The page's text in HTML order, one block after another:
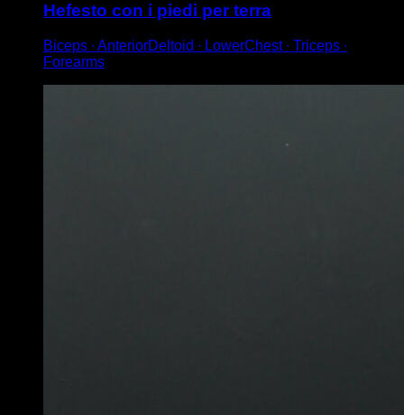
Hefesto con i piedi per terra
Biceps ∙ AnteriorDeltoid ∙ LowerChest ∙ Triceps ∙
Forearms